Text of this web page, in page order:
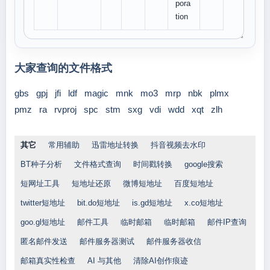
pora
tion
大家查询的文件格式
gbs gpj jfi ldf magic mnk mo3 mrp nbk
plmx
pmz
ra rvproj spc stm sxg vdi wdd xqt zlh
其它 常用辅助 迅雷地址转换 抖音视频去水印
BT种子分析 文件格式查询 时间戳转换 google搜索
短网址工具 短地址还原 微博短地址 百度短地址
twitter短地址 bit.do短地址 is.gd短地址 x.co短地址
goo.gl短地址 邮件工具 临时邮箱 临时邮箱 邮件IP查询
匿名邮件发送 邮件服务器测试 邮件服务器收信
邮箱真实性检查 AI 与其他 清除AI创作痕迹